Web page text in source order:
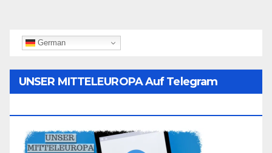
German
UNSER MITTELEUROPA Auf Telegram